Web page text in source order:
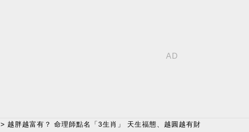
> 越胖越富有？ 命理師點名「3生肖」 天生福態、越圓越有財